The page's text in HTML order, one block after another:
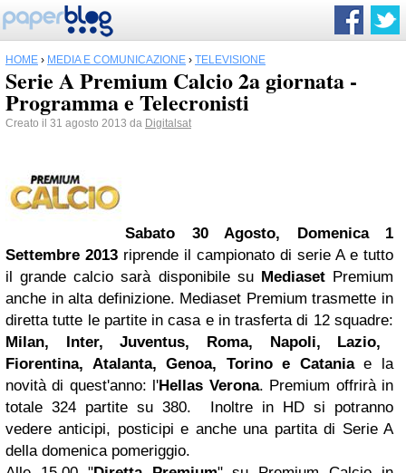
HOME › MEDIA E COMUNICAZIONE › TELEVISIONE
Serie A Premium Calcio 2a giornata -
Programma e Telecronisti
Creato il 31 agosto 2013 da Digitalsat
Sabato 30 Agosto, Domenica 1
Settembre 2013 riprende il campionato di serie A e tutto
il grande calcio sarà disponibile su MediasetPremium
anche in alta definizione. Mediaset Premium trasmette in
diretta tutte le partite in casa e in trasferta di 12 squadre:
Milan, Inter, Juventus, Roma, Napoli, Lazio,
Fiorentina, Atalanta, Genoa,
Torinoe Cataniae la
novità di quest'anno: l'Hellas Verona. Premium offrirà in
totale 324 partite su 380. Inoltre in HD si potranno
vedere anticipi, posticipi e anche una partita di Serie A
della domenica pomeriggio.